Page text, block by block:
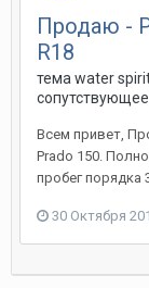
Продаю -
R18
тема water
Всем привет,
Prado 150.
пробег порядка
30 Октября